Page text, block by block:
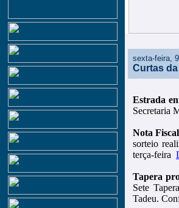
sexta-feira,
Curtas
Estrada
Secretaria
Nota
sorteio
terça-feira
Tapera
Sete
Tadeu.